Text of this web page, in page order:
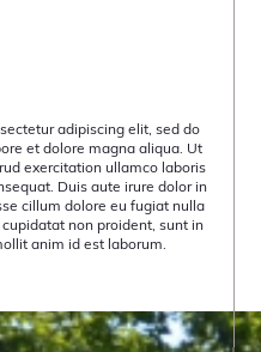
adipiscing elit, sed do
et dolore magna aliqua. Ut
exercitation ullamco laboris
Duis aute irure dolor in
cillum dolore eu fugiat nulla
non proident, sunt in
anim id est laborum.